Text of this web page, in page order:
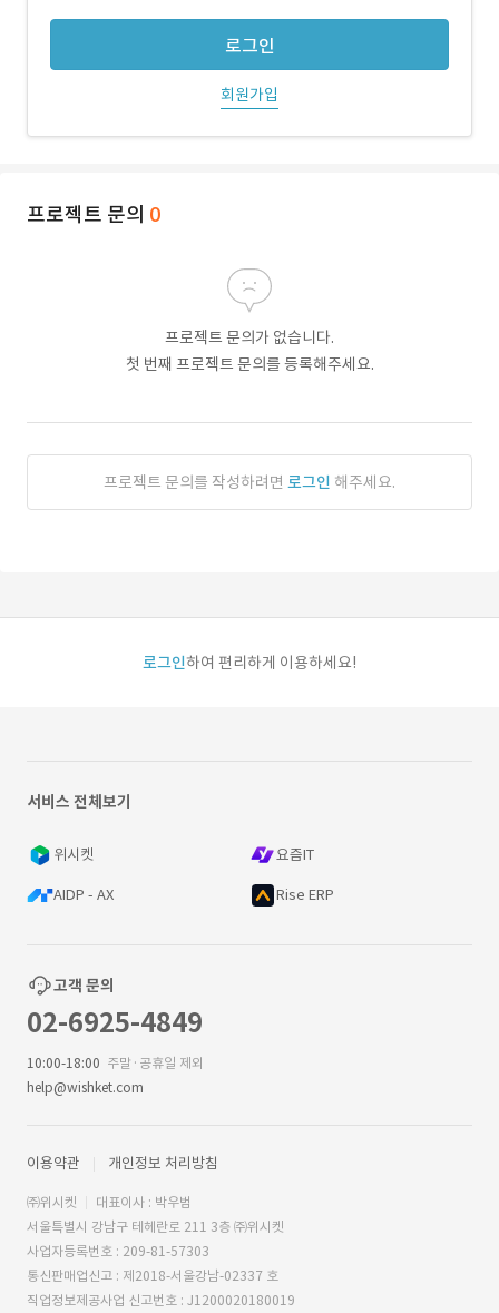
로그인
회원가입
프로젝트 문의 0
프로젝트 문의가 없습니다.
첫 번째 프로젝트 문의를 등록해주세요.
프로젝트 문의를 작성하려면 로그인 해주세요.
로그인하여 편리하게 이용하세요!
서비스 전체보기
위시켓 요즘IT
AIDP - AX Rise ERP
고객 문의
02-6925-4849
10:00-18:00 주말·공휴일 제외
help@wishket.com
이용약관 개인정보 처리방침
㈜위시켓
대표이사 : 박우범
서울특별시 강남구 테헤란로 211 3층 ㈜위시켓
사업자등록번호 : 209-81-57303
통신판매업신고 : 제2018-서울강남-02337 호
직업정보제공사업 신고번호 : J1200020180019